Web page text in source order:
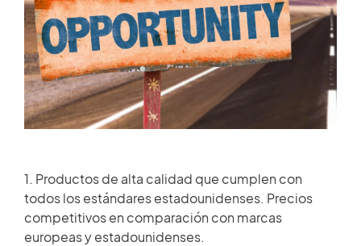
Miembro de repuestos
Acceso
×
HISTORIAS DE CLIENTES
SALA DE NOTICIAS
VIDEO
ARTÍCULOS TÉCNICOS
CARRERA
1. Productos de alta calidad que cumplen con
todos los estándares estadounidenses. Precios
competitivos en comparación con marcas
europeas y estadounidenses.